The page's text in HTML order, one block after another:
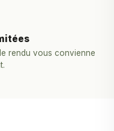
rendu vous convienne